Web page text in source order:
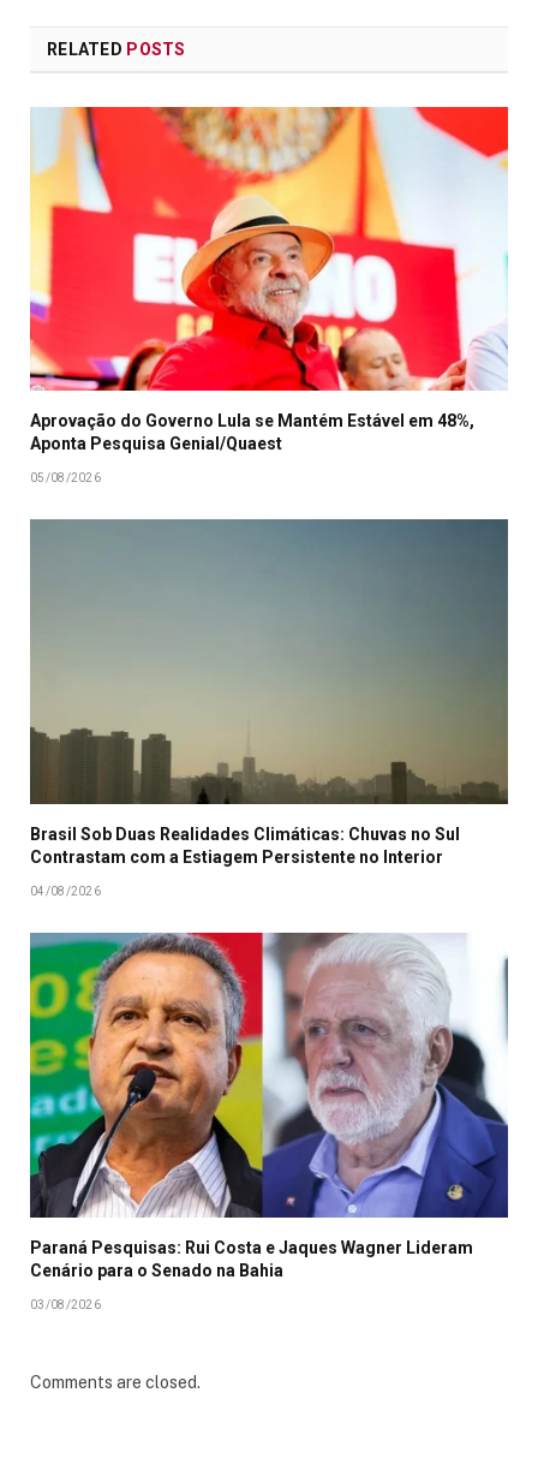
RELATED POSTS
Aprovação do Governo Lula se Mantém Estável em 48%,
Aponta Pesquisa Genial/Quaest
05/08/2026
Brasil Sob Duas Realidades Climáticas: Chuvas no Sul
Contrastam com a Estiagem Persistente no Interior
04/08/2026
Paraná Pesquisas: Rui Costa e Jaques Wagner Lideram
Cenário para o Senado na Bahia
03/08/2026
Comments are closed.